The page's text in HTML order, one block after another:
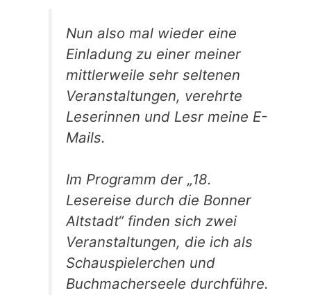
Nun also mal wieder eine
Einladung zu einer meiner
mittlerweile sehr seltenen
Veranstaltungen, verehrte
Leserinnen und Lesr meine E-
Mails.
Im Programm der „18.
Lesereise durch die Bonner
Altstadt“ finden sich zwei
Veranstaltungen, die ich als
Schauspielerchen und
Buchmacherseele durchführe.